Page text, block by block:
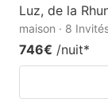
Luz, de la
maison · 8
746€ /nuit*